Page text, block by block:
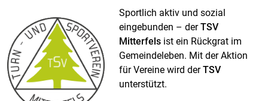
Sportlich aktiv und sozial
eingebunden – derTSV
Mitterfelsist ein Rückgrat im
Gemeindeleben. Mit der Aktion
für Vereine wird derTSV
unterstützt.